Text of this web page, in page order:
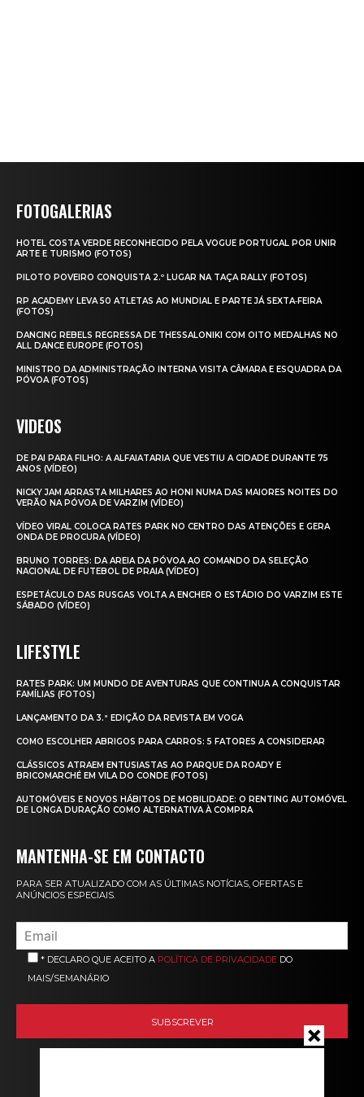
FOTOGALERIAS
HOTEL COSTA VERDE RECONHECIDO PELA VOGUE PORTUGAL POR UNIR
ARTE E TURISMO (FOTOS)
PILOTO POVEIRO CONQUISTA 2.º LUGAR NA TAÇA RALLY (FOTOS)
RP ACADEMY LEVA 50 ATLETAS AO MUNDIAL E PARTE JÁ SEXTA‑FEIRA
(FOTOS)
DANCING REBELS REGRESSA DE THESSALONIKI COM OITO MEDALHAS NO
ALL DANCE EUROPE (FOTOS)
MINISTRO DA ADMINISTRAÇÃO INTERNA VISITA CÂMARA E ESQUADRA DA
PÓVOA (FOTOS)
VIDEOS
DE PAI PARA FILHO: A ALFAIATARIA QUE VESTIU A CIDADE DURANTE 75
ANOS (VÍDEO)
NICKY JAM ARRASTA MILHARES AO HONI NUMA DAS MAIORES NOITES DO
VERÃO NA PÓVOA DE VARZIM (VÍDEO)
VÍDEO VIRAL COLOCA RATES PARK NO CENTRO DAS ATENÇÕES E GERA
ONDA DE PROCURA (VÍDEO)
BRUNO TORRES: DA AREIA DA PÓVOA AO COMANDO DA SELEÇÃO
NACIONAL DE FUTEBOL DE PRAIA (VÍDEO)
ESPETÁCULO DAS RUSGAS VOLTA A ENCHER O ESTÁDIO DO VARZIM ESTE
SÁBADO (VÍDEO)
LIFESTYLE
RATES PARK: UM MUNDO DE AVENTURAS QUE CONTINUA A CONQUISTAR
FAMÍLIAS (FOTOS)
LANÇAMENTO DA 3.ª EDIÇÃO DA REVISTA EM VOGA
COMO ESCOLHER ABRIGOS PARA CARROS: 5 FATORES A CONSIDERAR
CLÁSSICOS ATRAEM ENTUSIASTAS AO PARQUE DA ROADY E
BRICOMARCHÉ EM VILA DO CONDE (FOTOS)
AUTOMÓVEIS E NOVOS HÁBITOS DE MOBILIDADE: O RENTING AUTOMÓVEL
DE LONGA DURAÇÃO COMO ALTERNATIVA À COMPRA
MANTENHA-SE EM CONTACTO
PARA SER ATUALIZADO COM AS ÚLTIMAS NOTÍCIAS, OFERTAS E
ANÚNCIOS ESPECIAIS.
* DECLARO QUE ACEITO A POLÍTICA DE PRIVACIDADE DO
MAIS/SEMANÁRIO